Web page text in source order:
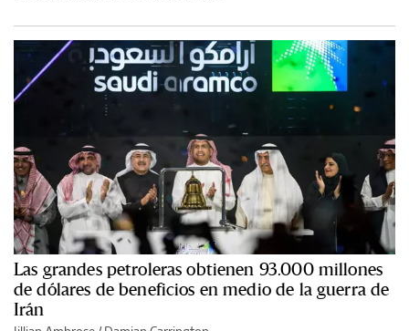
Las grandes petroleras obtienen 93.000 millones
de dólares de beneficios en medio de la guerra de
Irán